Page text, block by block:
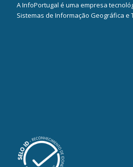
A InfoPortugal é uma empresa
Sistemas de Informação Geográfica e